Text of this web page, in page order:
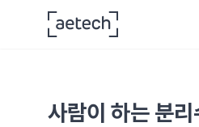
사람이 하는 분